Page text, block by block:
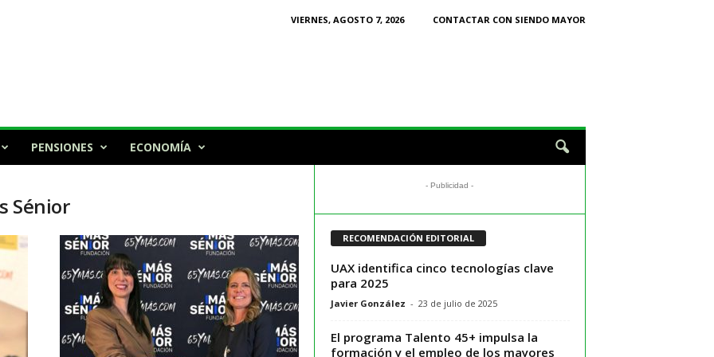
VIERNES, AGOSTO 7, 2026
CONTACTAR CON SIENDO MAYOR
PENSIONES ECONOMÍA
Sénior
- Publicidad -
RECOMENDACIÓN EDITORIAL
UAX identifica cinco tecnologías clave
para 2025
Javier González - 23 de julio de 2025
El programa Talento 45+ impulsa la
formación y el empleo de los mayores